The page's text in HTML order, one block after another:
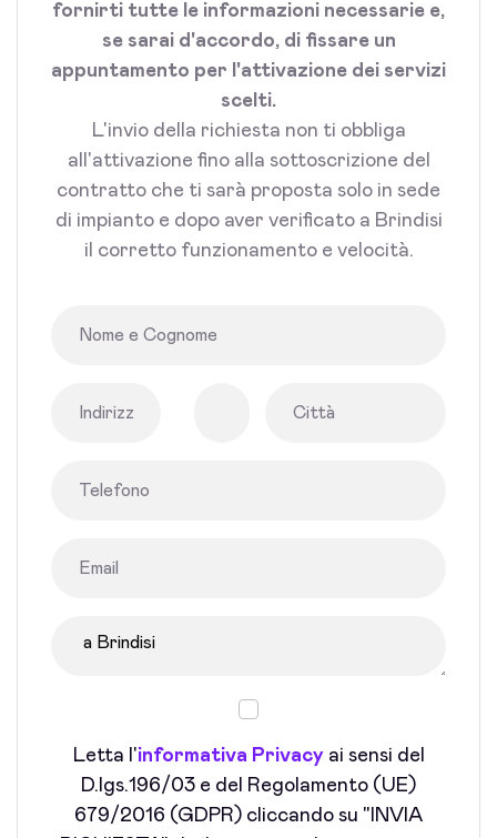
fornirti tutte le informazioni necessarie e,
se sarai d'accordo, di fissare un
appuntamento per l'attivazione dei servizi
scelti.
L'invio della richiesta non ti obbliga
all'attivazione fino alla sottoscrizione del
contratto che ti sarà proposta solo in sede
di impianto e dopo aver verificato a Brindisi
il corretto funzionamento e velocità.
Letta l'informativa Privacyai sensi del
D.lgs.196/03 e del Regolamento (UE)
679/2016 (GDPR) cliccando su "INVIA